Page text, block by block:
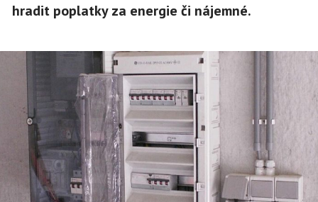
hradit poplatky za energie či nájemné.